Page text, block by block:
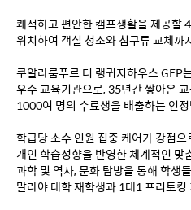
쾌적하고 편안한 캠프생활을 제공할
위치하여 객실 청소와 침구류 교체까
쿠알라룸푸르 더 랭귀지하우스 GEP
우수 교육기관으로, 35년간 쌓아온
1000여 명의 수료생을 배출하는 인
학급당 소수 인원 집중 케어가 강점
개인 학습성향을 반영한 체계적인
과학 및 역사, 문화 탐방을 통해 학생
말라야 대학 재학생과 1대1 프리토